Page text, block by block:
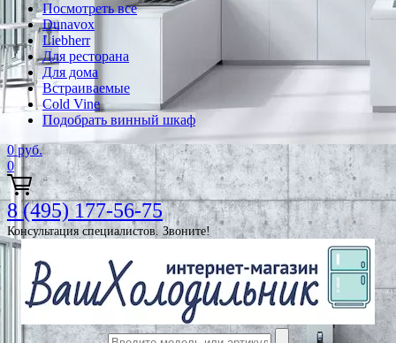
Посмотреть все
Dunavox
Liebherr
Для ресторана
Для дома
Встраиваемые
Cold Vine
Подобрать винный шкаф
0 руб.
0
8 (495) 177-56-75
Консультация специалистов. Звоните!